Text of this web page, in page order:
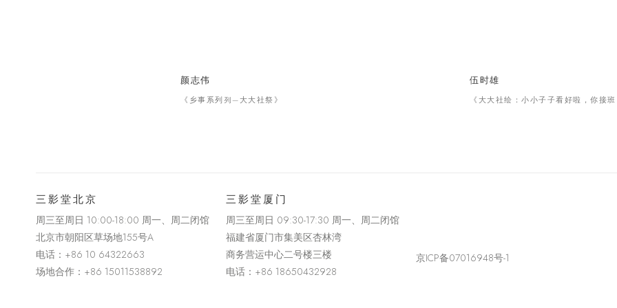
颜志伟
《乡事系列列—⼤大社祭》
伍时雄
《⼤大社绘：⼩小⼦子看好啦，你接
三影堂北京
周三至周日 10:00-18:00 周一、周二闭馆
北京市朝阳区草场地155号A
电话： +86 10 64322663
场地合作：+86 15011538892
三影堂厦门
周三至周日 09:30-17:30 周一、周二闭馆
福建省厦门市集美区杏林湾
商务营运中心二号楼三楼
电话： +86 18650432928
京ICP备07016948号-1